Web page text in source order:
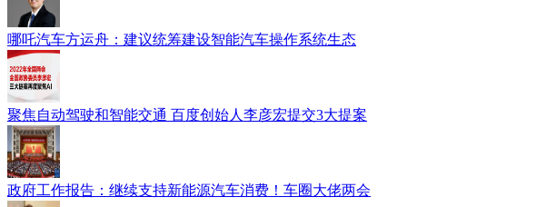
哪吒汽车方运舟：建议统筹建设智能汽车操作系统生态
聚焦自动驾驶和智能交通 百度创始人李彦宏提交3大提案
政府工作报告：继续支持新能源汽车消费！车圈大佬两会